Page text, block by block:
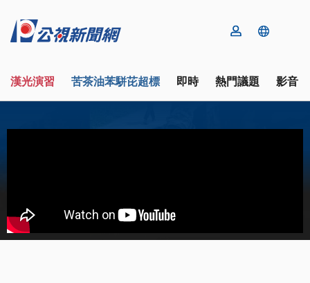
漢光演習 苦茶油苯駢芘超標 即時 熱門議題 影音